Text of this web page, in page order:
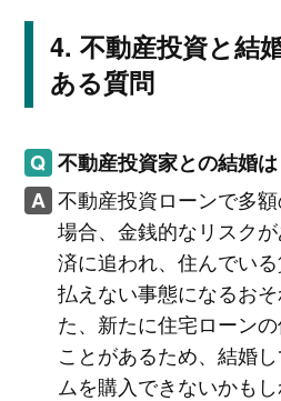
不動産投資と結
ある質問
不動産投資家との結婚
不動産投資ローンで多
場合、金銭的なリスク
済に追われ、住んでい
払えない事態になるお
た、新たに住宅ローン
ことがあるため、結婚
ムを購入できないかもし